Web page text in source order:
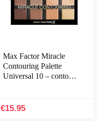
Max Factor Miracle
Contouring Palette
Universal 10 – contour
perfecte…
€15.95